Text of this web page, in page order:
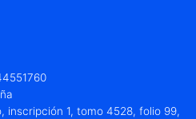
inscripción 1, tomo 4528, folio 99,